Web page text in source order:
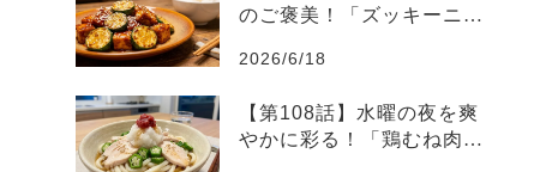
のご褒美！「ズッキーニと
2026/6/18
【第108話】水曜の夜を爽
やかに彩る！「鶏むね肉と